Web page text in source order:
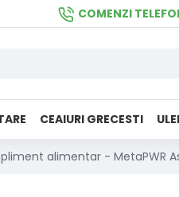
COMENZI
CEAIURI GRECESTI
alimentar - MetaPWR